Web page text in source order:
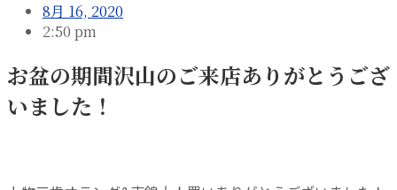
8月 16, 2020
2:50 pm
お盆の期間沢山のご来店ありがとうござ
いました！